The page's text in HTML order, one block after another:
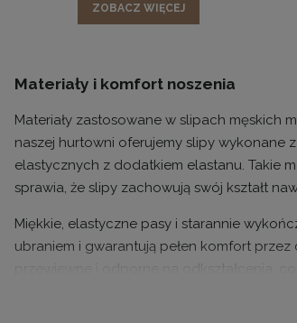
ZOBACZ WIĘCEJ
Materiały i komfort noszenia
Materiały zastosowane w slipach męskich
naszej hurtowni oferujemy slipy wykonane
elastycznych z dodatkiem elastanu. Takie
sprawia, że slipy zachowują swój kształt
Miękkie, elastyczne pasy i starannie
ubraniem i gwarantują pełen komfort
przewiewne i odporne na odkształcenia,